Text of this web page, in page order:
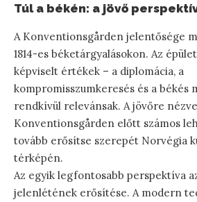
Túl a békén: a jövő
A Konventionsgården jelentősége
1814-es béketárgyalásokon. Az
képviselt értékek – a diplomácia, a
kompromisszumkeresés és a békés
rendkívül relevánsak. A jövőre
Konventionsgården előtt számos
tovább erősítse szerepét Norvégia
térképén.
Az egyik legfontosabb perspektíva
jelenlétének erősítése. A modern